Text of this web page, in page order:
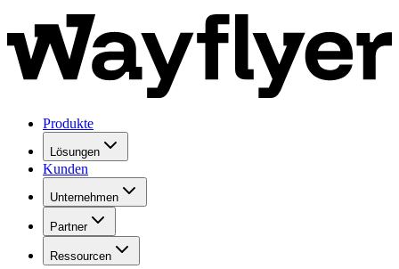
Produkte
Lösungen
Kunden
Unternehmen
Partner
Ressourcen